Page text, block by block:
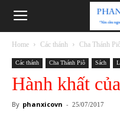
Phanxicô
Home Các thánh Cha Thánh
Các thánh Cha Thánh Piô Sách
Hành khất
By phanxicovn - 25/07/2017